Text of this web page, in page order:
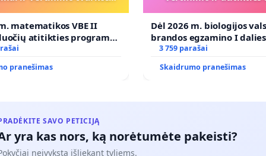
matematikos VBE II
atitikties programai
tvarkos koregavimo
pranešimas
Dėl 2026 m. biologijos
brandos egzamino I
ir atitikties ugdymo
3 759 parašai
Skaidrumo pranešimas
SAVO PETICIJĄ
yra kas nors, ką norėtumėte pakeisti?
neįvyksta išliekant tyliems.